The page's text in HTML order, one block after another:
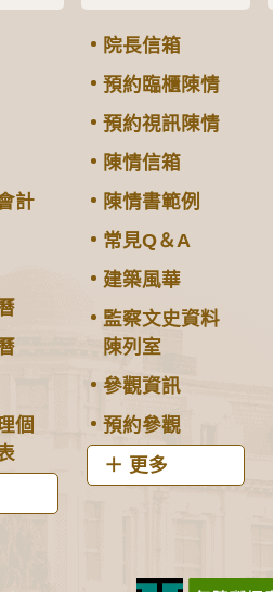
計
個
院長信箱
預約臨櫃陳情
預約視訊陳情
陳情信箱
陳情書範例
常見Q＆A
建築風華
監察文史資料
陳列室
參觀資訊
預約參觀
更多